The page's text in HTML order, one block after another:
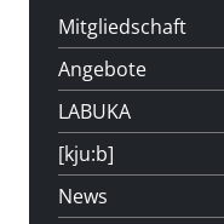
Mitgliedschaft
Angebote
LABUKA
[kju:b]
News